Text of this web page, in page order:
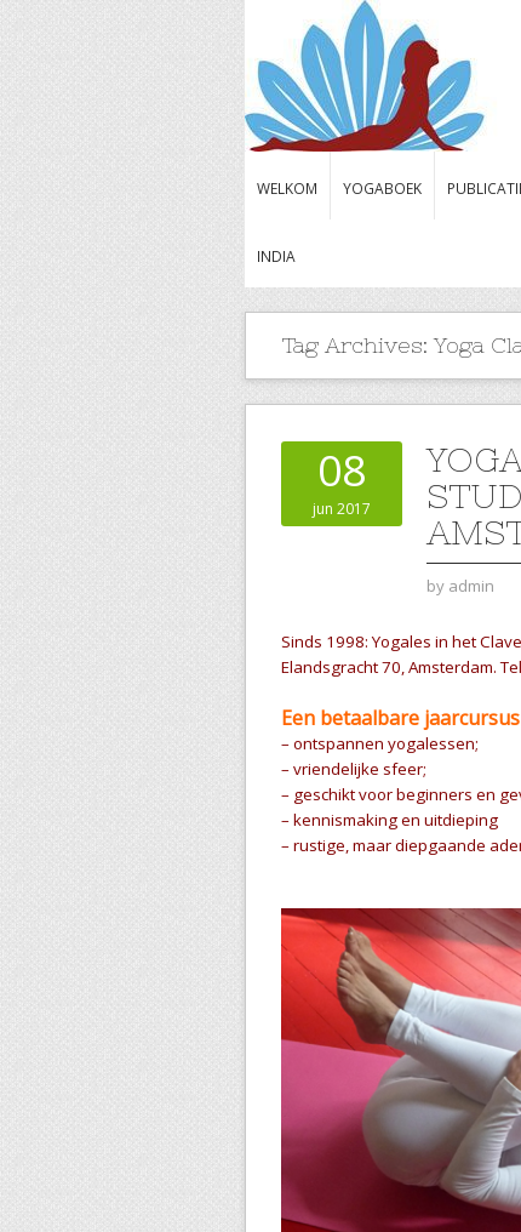
WELKOM YOGABOEK
INDIA
Tag Archives:Yoga
08
jun 2017
by admin
Sinds 1998: Yogales in het
Elandsgracht 70, Amsterdam.
Een betaalbare
– ontspannen yogalessen;
– vriendelijke sfeer;
– geschikt voor beginners en
– kennismaking en uitdieping
– rustige, maar diepgaande